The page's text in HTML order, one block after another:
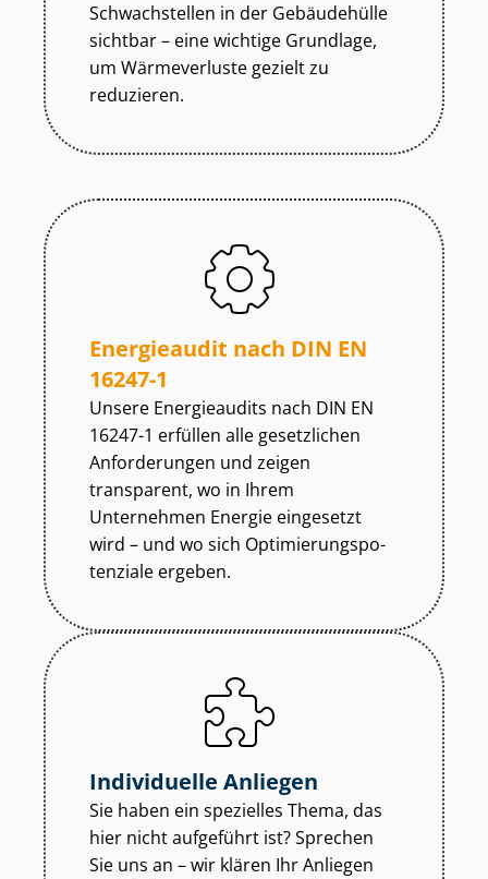
Schwachstellen in der Gebäudehülle
sichtbar – eine wichtige Grundlage,
um Wärmeverluste gezielt zu
reduzieren.
Energieaudit nach DIN EN
16247-1
Unsere Energieaudits nach DIN EN
16247-1 erfüllen alle gesetzlichen
Anforderungen und zeigen
transparent, wo in Ihrem
Unternehmen Energie eingesetzt
wird – und wo sich Op­ti­mie­rungs­po­
ten­zia­le ergeben.
Individuelle Anliegen
Sie haben ein spezielles Thema, das
hier nicht aufgeführt ist? Sprechen
Sie uns an – wir klären Ihr Anliegen